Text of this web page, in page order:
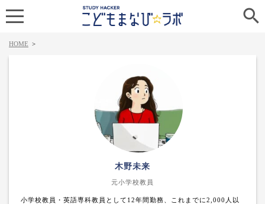

HOME >
木野未来
元小学校教員
小学校教員・英語専科教員として12年間勤務、これまでに2,000人以